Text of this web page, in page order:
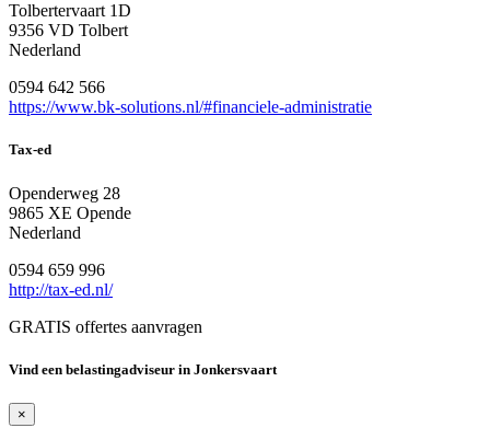
Tolbertervaart 1D
9356 VD Tolbert
Nederland
0594 642 566
https://www.bk-solutions.nl/#financiele-administratie
Tax-ed
Openderweg 28
9865 XE Opende
Nederland
0594 659 996
http://tax-ed.nl/
GRATIS offertes aanvragen
Vind een belastingadviseur in Jonkersvaart
×